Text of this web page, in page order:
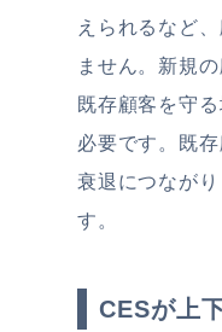
えられるなど
ません。新規
既存顧客を守
必要です。既
衰退につなが
す。
CESが上